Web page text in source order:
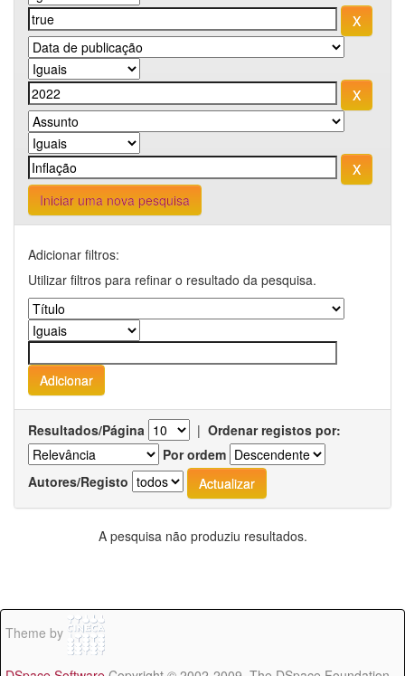
Iniciar uma nova pesquisa
Adicionar filtros:
Utilizar filtros para refinar o resultado da pesquisa.
Resultados/Página | Ordenar registos por:
Por ordem
Autores/Registo
A pesquisa não produziu resultados.
Theme by